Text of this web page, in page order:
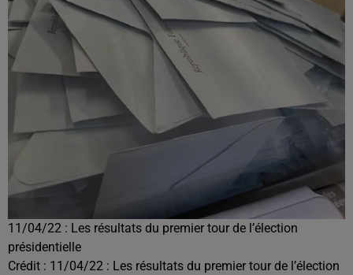
11/04/22 : Les résultats du premier tour de l’élection
présidentielle
Crédit : 11/04/22 : Les résultats du premier tour de l’élection